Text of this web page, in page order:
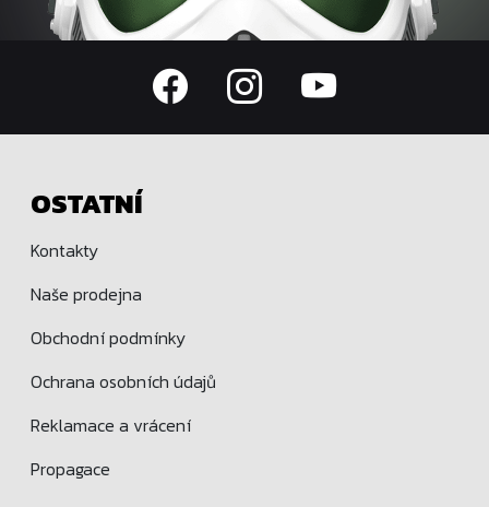
OSTATNÍ
Kontakty
Naše prodejna
Obchodní podmínky
Ochrana osobních údajů
Reklamace a vrácení
Propagace